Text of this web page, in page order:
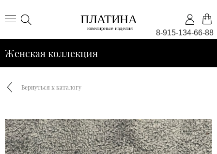
8-915-134-66-88
Женская коллекция
Вернуться к каталогу